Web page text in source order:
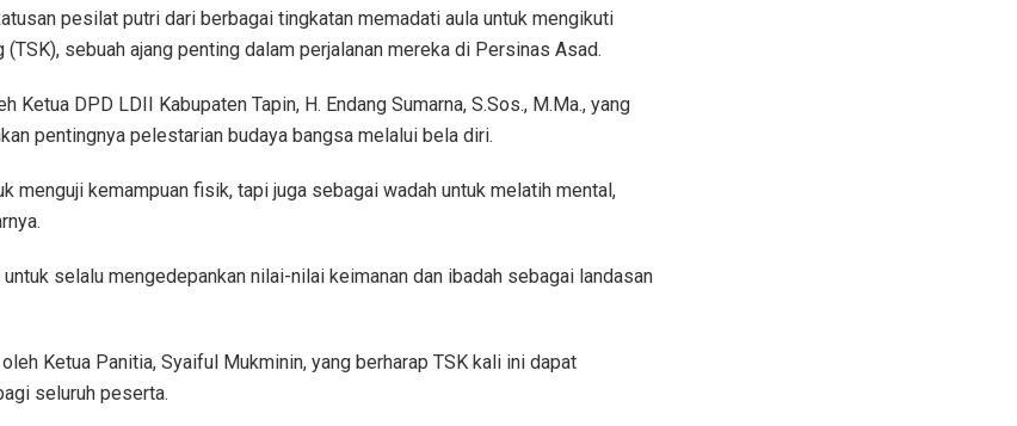
pesilat putri dari berbagai tingkatan memadati aula untuk mengikuti
(TSK), sebuah ajang penting dalam perjalanan mereka di Persinas Asad.
Ketua DPD LDII Kabupaten Tapin, H. Endang Sumarna, S.Sos., M.Ma., yang
pentingnya pelestarian budaya bangsa melalui bela diri.
menguji kemampuan fisik, tapi juga sebagai wadah untuk melatih mental,
selalu mengedepankan nilai-nilai keimanan dan ibadah sebagai landasan
Ketua Panitia, Syaiful Mukminin, yang berharap TSK kali ini dapat
seluruh peserta.